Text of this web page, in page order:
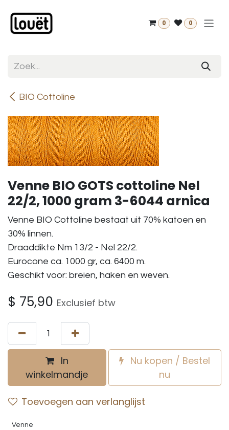
0 0
BIO Cottoline
Venne BIO GOTS cottoline Nel
22/2, 1000 gram 3-6044 arnica
Venne BIO Cottoline bestaat uit 70% katoen en
30% linnen.
Draaddikte Nm 13/2 - Nel 22/2.
Eurocone ca. 1000 gr, ca. 6400 m.
Geschikt voor: breien, haken en weven.
$ 75,90 Exclusief btw
In
winkelmandje
Nu kopen / Bestel
nu
Toevoegen aan verlanglijst
Venne